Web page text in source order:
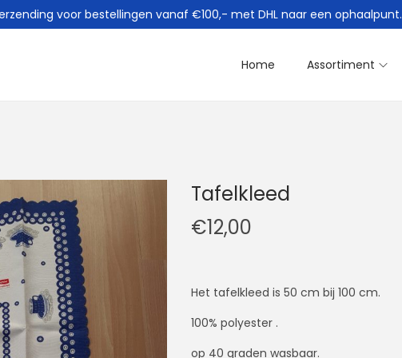
voor bestellingen vanaf €100,- met DHL naar een ophaalpunt.
Home Assortiment
Tafelkleed
€12,00
Het tafelkleed is 50 cm bij 100 cm.
100% polyester .
op 40 graden wasbaar.